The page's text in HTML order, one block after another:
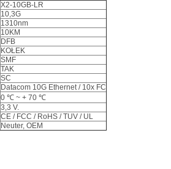
X2-10GB-LR
10,3G
1310nm
10KM
DFB
KOŁEK
SMF
TAK
SC
Datacom 10G Ethernet / 10x FC
0 ℃ ~ + 70 ℃
3,3 V.
CE / FCC / RoHS / TUV / UL
Neuter, OEM